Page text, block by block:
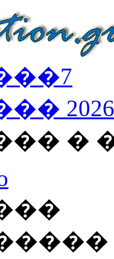
7
2026
�